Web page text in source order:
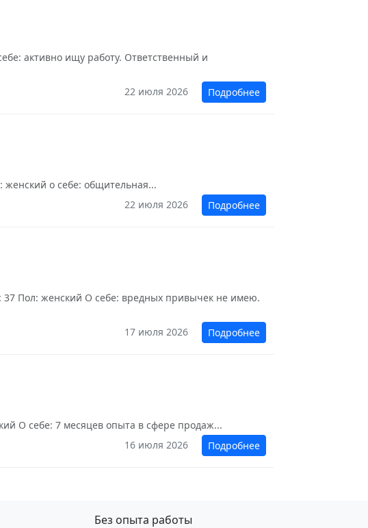
активно ищу работу. Ответственный и
22 июля 2026
Подробнее
женский о себе: общительная...
22 июля 2026
Подробнее
37 Пол: женский О себе: вредных привычек не имею.
17 июля 2026
Подробнее
О себе: 7 месяцев опыта в сфере продаж...
16 июля 2026
Подробнее
Без опыта работы